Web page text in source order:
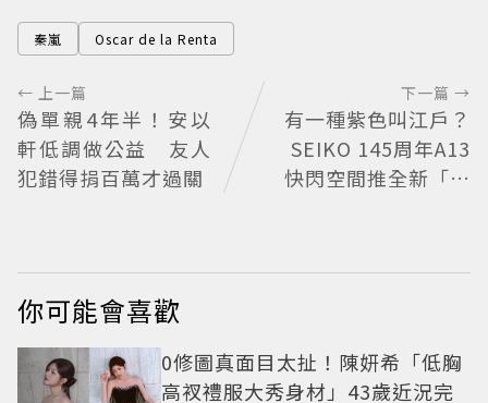
秦嵐 Oscar de la Renta
← 上一篇
偽單親4年半！安以
軒低調做公益 友人
犯錯得捐百萬才過關
下一篇 →
有一種紫色叫江戶？
SEIKO 145周年A13
快閃空間推全新「江
你可能會喜歡
0修圖真面目太扯！陳妍希「低胸
高衩禮服大秀身材」43歲近況完